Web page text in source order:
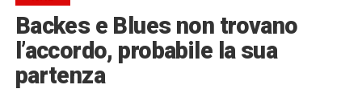
Backes e Blues non trovano
l’accordo, probabile la sua
partenza